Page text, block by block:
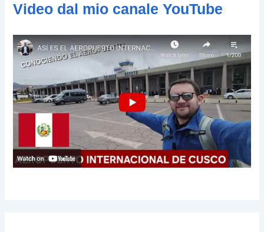
a
Video dal mio canale YouTube